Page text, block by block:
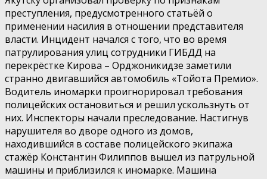
преступления, предусмотренного статьёй о
применении насилия в отношении представителя
власти. Инцидент начался с того, что во время
патрулирования улиц сотрудники ГИБДД на
перекрёстке Кирова – Орджоникидзе заметили
странно двигавшийся автомобиль «Тойота Премио».
Водитель иномарки проигнорировал требования
полицейских остановиться и решил ускользнуть от
них. Инспекторы начали преследование. Настигнув
нарушителя во дворе одного из домов,
находившийся в составе полицейского экипажа
стажёр Константин Филиппов вышел из патрульной
машины и приблизился к иномарке. Машина